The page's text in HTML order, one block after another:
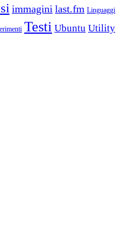
immagini last.fm Linguaggi
Testi Ubuntu Utility